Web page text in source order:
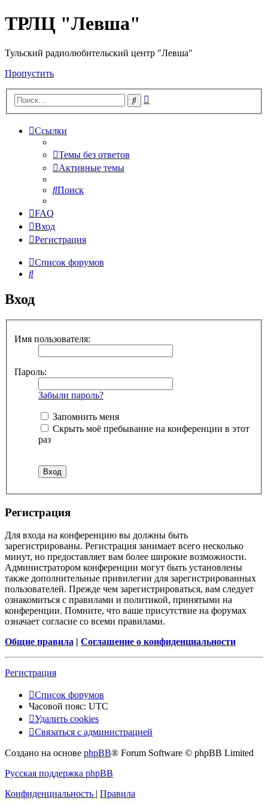
ТРЛЦ "Левша"
Тульский радиолюбительский центр "Левша"
Пропустить
Поиск
Ссылки
Темы без ответов
Активные темы
Поиск
FAQ
Вход
Регистрация
Список форумов
Поиск
Вход
Имя пользователя:
Пароль:
Забыли пароль?
Запомнить меня
Скрыть моё пребывание на конференции в этот
раз
Регистрация
Для входа на конференцию вы должны быть
зарегистрированы. Регистрация занимает всего несколько
минут, но предоставляет вам более широкие возможности.
Администратором конференции могут быть установлены
также дополнительные привилегии для зарегистрированных
пользователей. Прежде чем зарегистрироваться, вам следует
ознакомиться с правилами и политикой, принятыми на
конференции. Помните, что ваше присутствие на форумах
означает согласие со всеми правилами.
Общие правила | Соглашение о конфиденциальности
Регистрация
Список форумов
Часовой пояс: UTC
Удалить cookies
Связаться с администрацией
Создано на основе phpBB® Forum Software © phpBB Limited
Русская поддержка phpBB
Конфиденциальность | Правила